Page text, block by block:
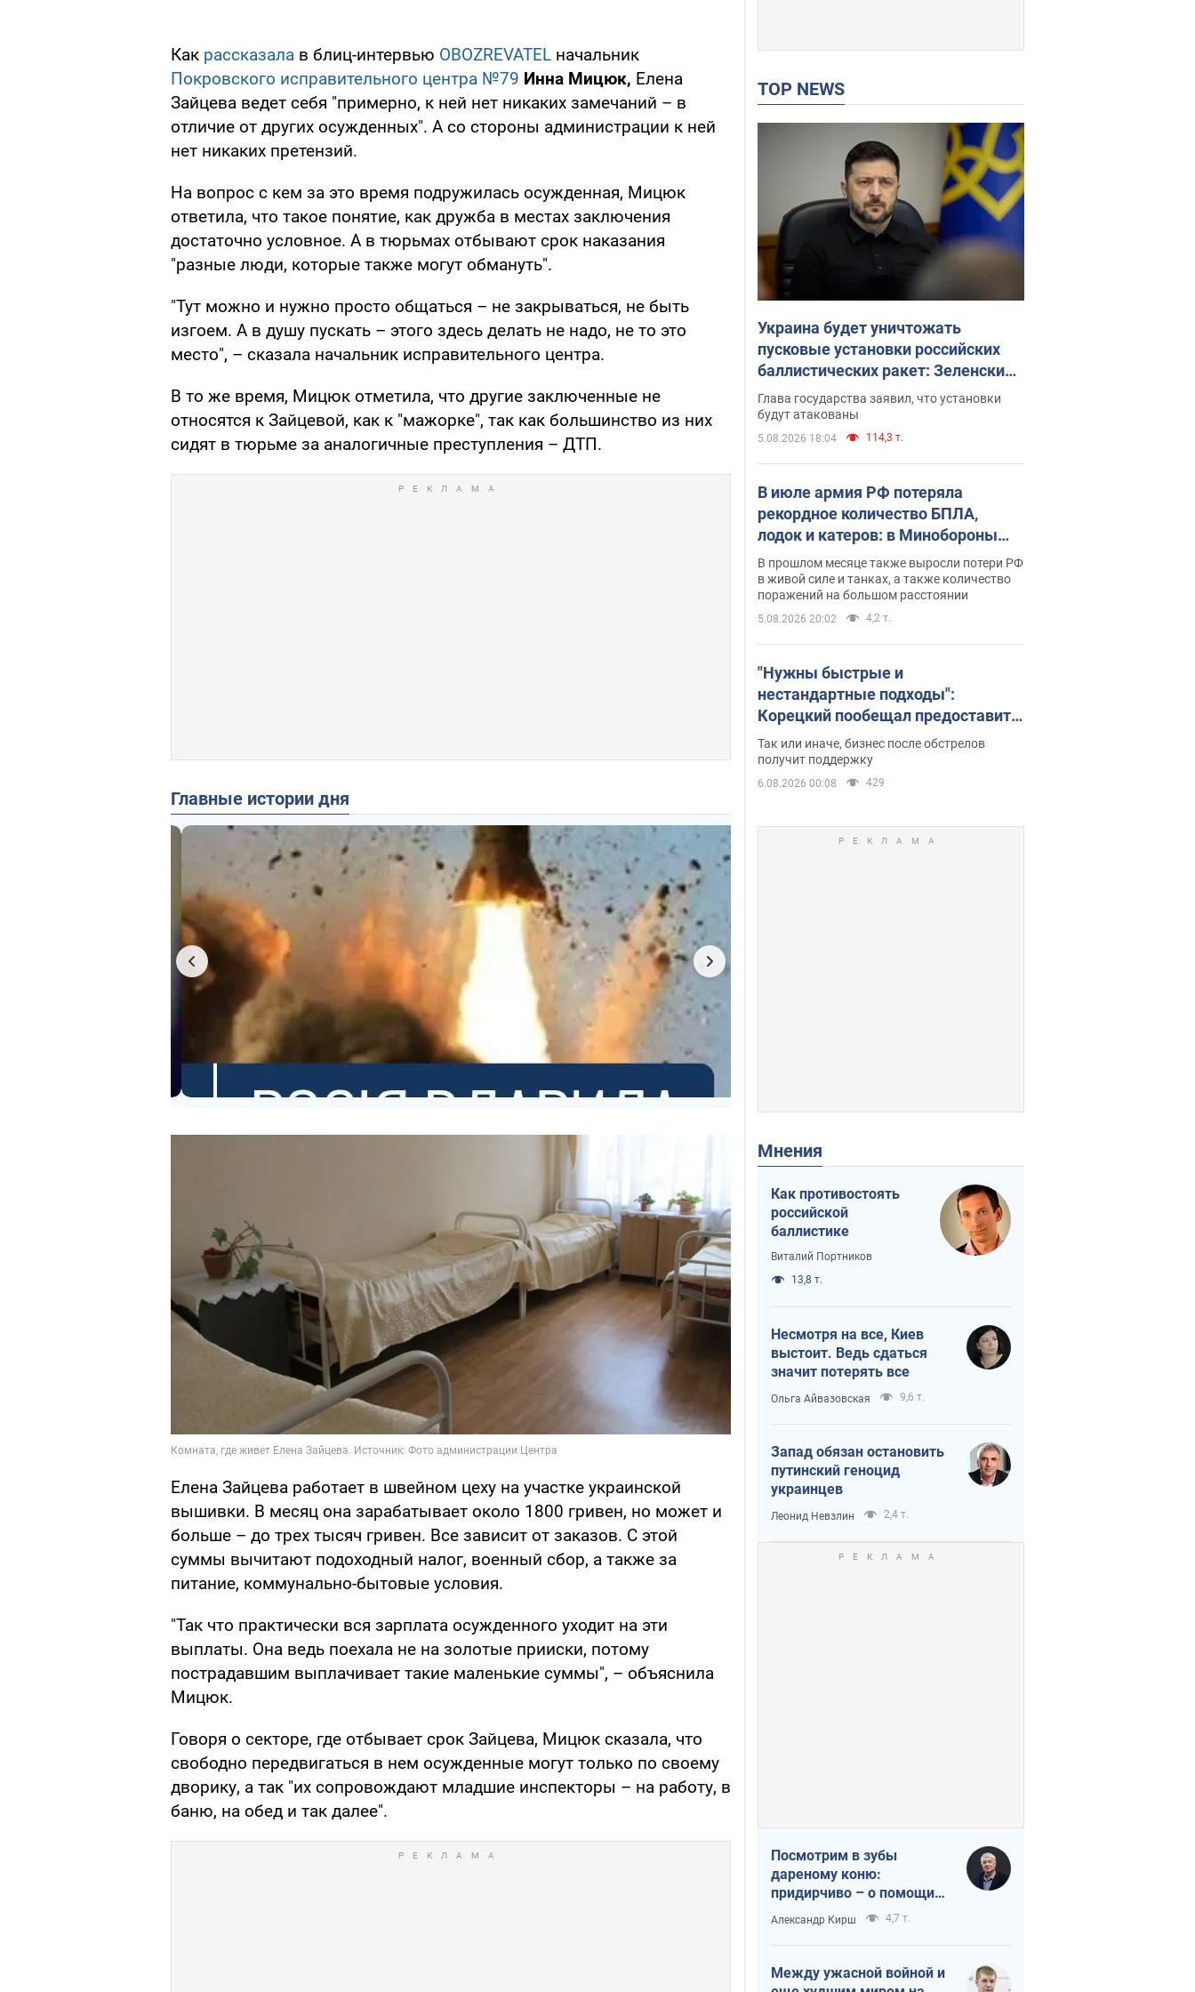
Как рассказала в блиц-интервью OBOZREVATEL начальник
Покровского исправительного центра №79 Инна Мицюк, Елена
Зайцева ведет себя "примерно, к ней нет никаких замечаний – в
отличие от других осужденных". А со стороны администрации к ней
нет никаких претензий.
На вопрос с кем за это время подружилась осужденная, Мицюк
ответила, что такое понятие, как дружба в местах заключения
достаточно условное. А в тюрьмах отбывают срок наказания
"разные люди, которые также могут обмануть".
"Тут можно и нужно просто общаться – не закрываться, не быть
изгоем. А в душу пускать – этого здесь делать не надо, не то это
место", – сказала начальник исправительного центра.
В то же время, Мицюк отметила, что другие заключенные не
относятся к Зайцевой, как к "мажорке", так как большинство из них
сидят в тюрьме за аналогичные преступления – ДТП.
Главные истории дня
Елена Зайцева работает в швейном цеху на участке украинской
вышивки. В месяц она зарабатывает около 1800 гривен, но может и
больше – до трех тысяч гривен. Все зависит от заказов. С этой
суммы вычитают подоходный налог, военный сбор, а также за
питание, коммунально-бытовые условия.
"Так что практически вся зарплата осужденного уходит на эти
выплаты. Она ведь поехала не на золотые прииски, потому
пострадавшим выплачивает такие маленькие суммы", – объяснила
Мицюк.
Говоря о секторе, где отбывает срок Зайцева, Мицюк сказала, что
свободно передвигаться в нем осужденные могут только по своему
дворику, а так "их сопровождают младшие инспекторы – на работу, в
баню, на обед и так далее".
TOP NEWS
Украина будет уничтожать
пусковые установки российских
баллистических ракет: Зеленский
провел заседание СНБО
Глава государства заявил, что установки
будут атакованы
5.08.2026 18:04 114,3 т.
В июле армия РФ потеряла
рекордное количество БПЛА,
лодок и катеров: в Минобороны
обнародовали статистику
В прошлом месяце также выросли потери РФ
в живой силе и танках, а также количество
поражений на большом расстоянии
5.08.2026 20:02 4,2 т.
"Нужны быстрые и
нестандартные подходы":
Корецкий пообещал предоставить
бизнесу приоритетный доступ к
имеющимся складским
помещениям
Так или иначе, бизнес после обстрелов
получит поддержку
6.08.2026 00:08 429
Мнения
Как противостоять
российской
баллистике
Виталий Портников
13,8 т.
Несмотря на все, Киев
выстоит. Ведь сдаться
значит потерять все
Ольга Айвазовская 9,6 т.
Запад обязан остановить
путинский геноцид
украинцев
Леонид Невзлин 2,4 т.
Посмотрим в зубы
дареному коню:
придирчиво – о помощи
Украине
Александр Кирш 4,7 т.
Между ужасной войной и